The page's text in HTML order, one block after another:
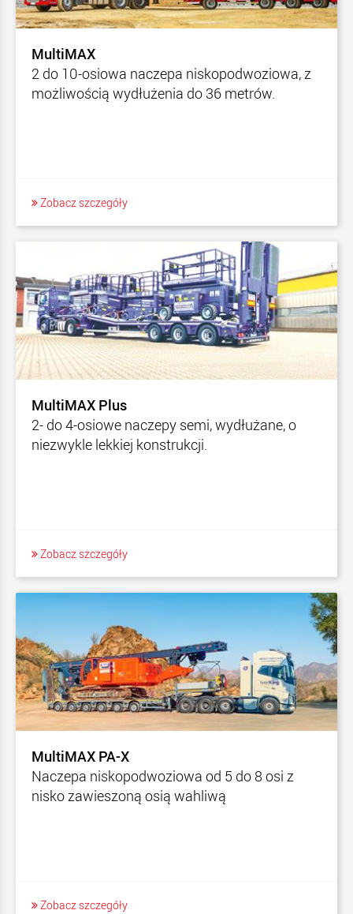
MultiMAX
2 do 10-osiowa naczepa niskopodwoziowa, z
możliwością wydłużenia do 36 metrów.
Zobacz szczegóły
MultiMAX Plus
2- do 4-osiowe naczepy semi, wydłużane, o
niezwykle lekkiej konstrukcji.
Zobacz szczegóły
MultiMAX PA-X
Naczepa niskopodwoziowa od 5 do 8 osi z
nisko zawieszoną osią wahliwą
Zobacz szczegóły